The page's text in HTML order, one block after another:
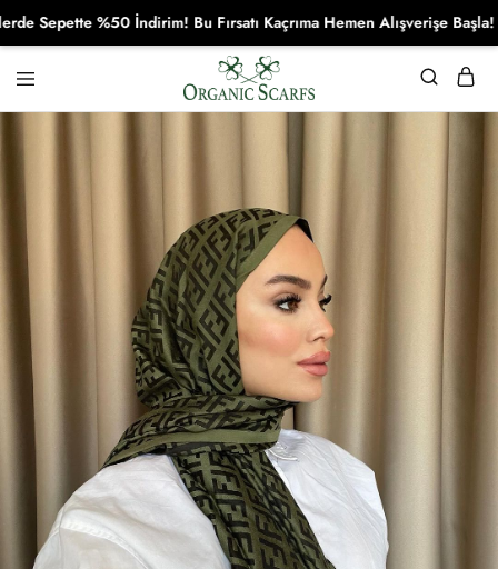
Organikscarf
%50 İndirim! Bu Fırsatı Kaçrıma Hemen Alışverişe Başla!